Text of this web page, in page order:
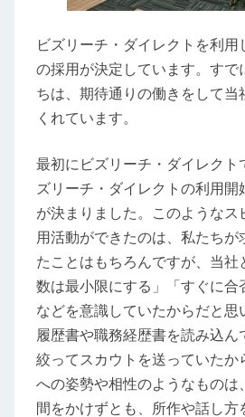
ビズリーチ・ダイレクトを利用
の採用が決定しています。すで
ちは、期待通りの働きをして当
くれています。
最初にビズリーチ・ダイレクト
ズリーチ・ダイレクトの利用開
が決まりました。このようなス
用活動ができたのは、私たちが
たことはもちろんですが、当社
数は最小限にする」「すぐに合
などを意識していたからだと思
履歴書や職務経歴書を読み込ん
絞ってスカウトを送っていたか
への姿勢や相性のようなものは
間をかけずとも、所作や話し方